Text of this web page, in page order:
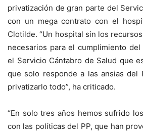
privatización de gran parte del
con un mega contrato con el
Clotilde. “Un hospital sin los
necesarios para el cumplimiento
el Servicio Cántabro de Salud que
que solo responde a las ansias del
privatizarlo todo”, ha criticado.
“En solo tres años hemos sufrido
con las políticas del PP, que han